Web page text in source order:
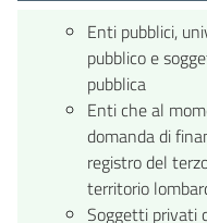
Enti pubblici,
pubblico e
pubblica
Enti che al
domanda di
registro del
territorio
Soggetti privati